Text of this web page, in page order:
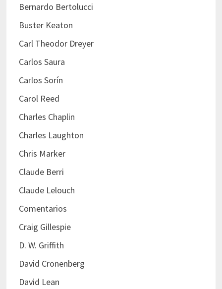
Bernardo Bertolucci
Buster Keaton
Carl Theodor Dreyer
Carlos Saura
Carlos Sorín
Carol Reed
Charles Chaplin
Charles Laughton
Chris Marker
Claude Berri
Claude Lelouch
Comentarios
Craig Gillespie
D. W. Griffith
David Cronenberg
David Lean